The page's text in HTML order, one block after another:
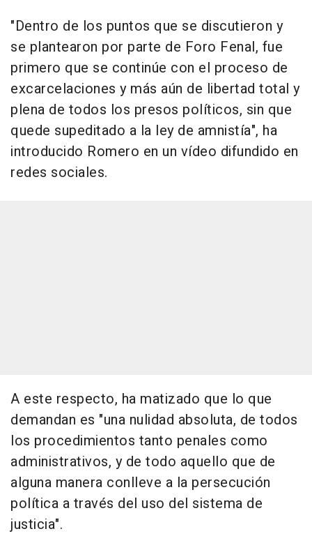
"Dentro de los puntos que se discutieron y
se plantearon por parte de Foro Fenal, fue
primero que se continúe con el proceso de
excarcelaciones y más aún de libertad total y
plena de todos los presos políticos, sin que
quede supeditado a la ley de amnistía", ha
introducido Romero en un vídeo difundido en
redes sociales.
A este respecto, ha matizado que lo que
demandan es "una nulidad absoluta, de todos
los procedimientos tanto penales como
administrativos, y de todo aquello que de
alguna manera conlleve a la persecución
política a través del uso del sistema de
justicia".